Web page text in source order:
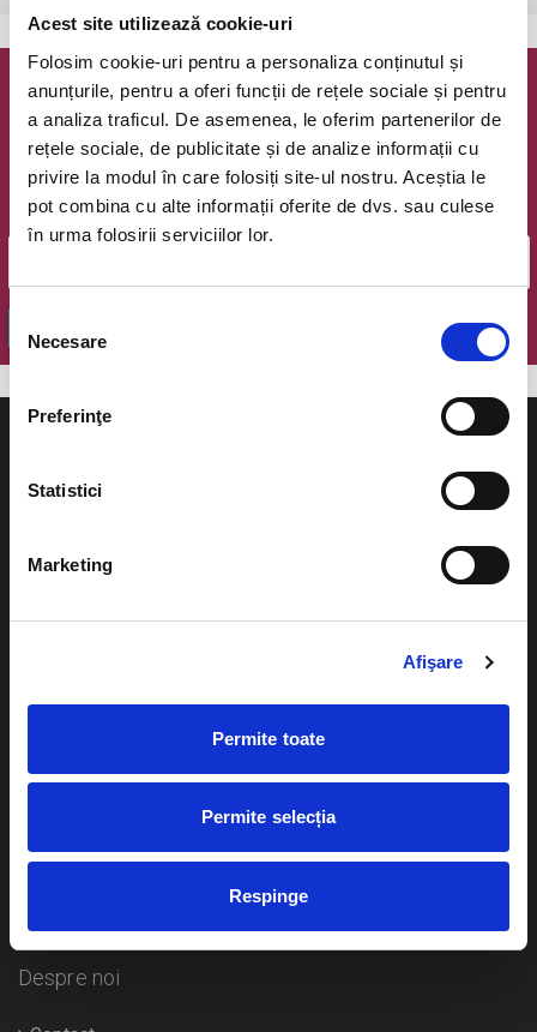
Acest site utilizează cookie-uri
Folosim cookie-uri pentru a personaliza conținutul și
anunțurile, pentru a oferi funcții de rețele sociale și pentru
a analiza traficul. De asemenea, le oferim partenerilor de
rețele sociale, de publicitate și de analize informații cu
privire la modul în care folosiți site-ul nostru. Aceștia le
pot combina cu alte informații oferite de dvs. sau culese
în urma folosirii serviciilor lor.
consimțământului
Necesare
Preferinţe
Statistici
Marketing
Afişare
Permite toate
Permite selecția
Respinge
Newsletter @ Bilete.ro
Oferte exclusive si o editie saptamanala cu cele mai noi
evenimente.
Email
Plata online sau cash
Livrare prin curier
Duplicare bilete
Concerte si
Despre noi